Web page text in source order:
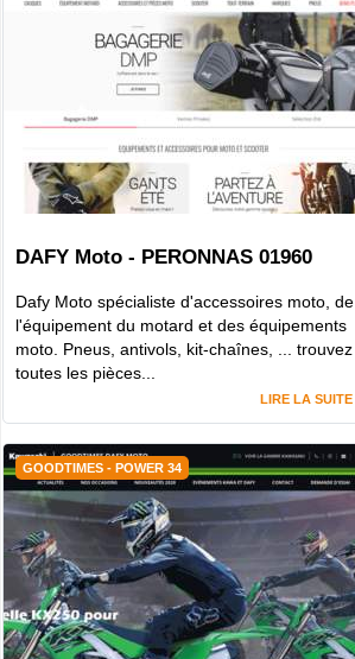
DAFY Moto - PERONNAS 01960
Dafy Moto spécialiste d'accessoires moto, de
l'équipement du motard et des équipements
moto. Pneus, antivols, kit-chaînes, ... trouvez
toutes les pièces...
LIRE LA SUITE
GOODTIMES - POWER 34